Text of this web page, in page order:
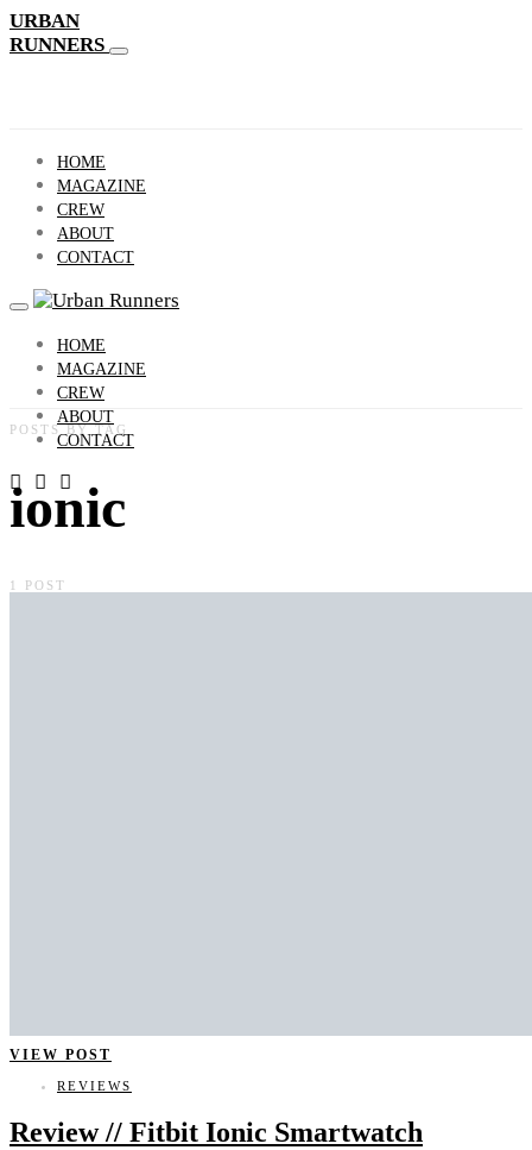
URBAN
RUNNERS
HOME
MAGAZINE
CREW
ABOUT
CONTACT
HOME
MAGAZINE
CREW
ABOUT
CONTACT
POSTS BY TAG
ionic
1 POST
VIEW POST
REVIEWS
Review // Fitbit Ionic Smartwatch